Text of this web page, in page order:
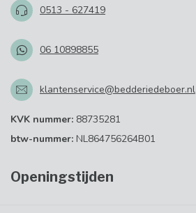
0513 - 627419
06 10898855
klantenservice@bedderiedeboer.nl
KVK nummer: 88735281
btw-nummer: NL864756264B01
Openingstijden